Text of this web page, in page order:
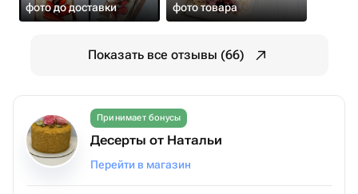
фото до доставки фото товара
Показать все отзывы (66)
Принимает бонусы
Десерты от Натальи
Перейти в магазин